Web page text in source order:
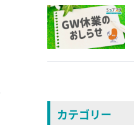
カテゴリー